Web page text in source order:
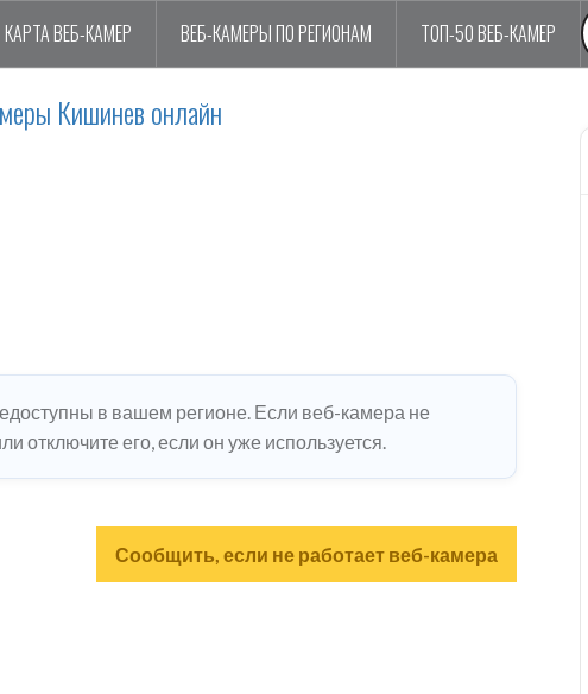
КАРТА ВЕБ-КАМЕР ВЕБ-КАМЕРЫ ПО РЕГИОНАМ ТОП-50 ВЕБ-КАМЕР
Кишинев онлайн
в вашем регионе. Если веб-камера не
отключите его, если он уже используется.
Сообщить, если не работает веб-камера